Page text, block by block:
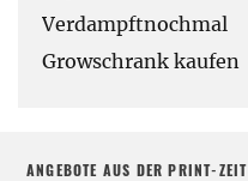
Verdampftnochmal
Growschrank kaufen
ANGEBOTE AUS DER PRINT-ZEIT